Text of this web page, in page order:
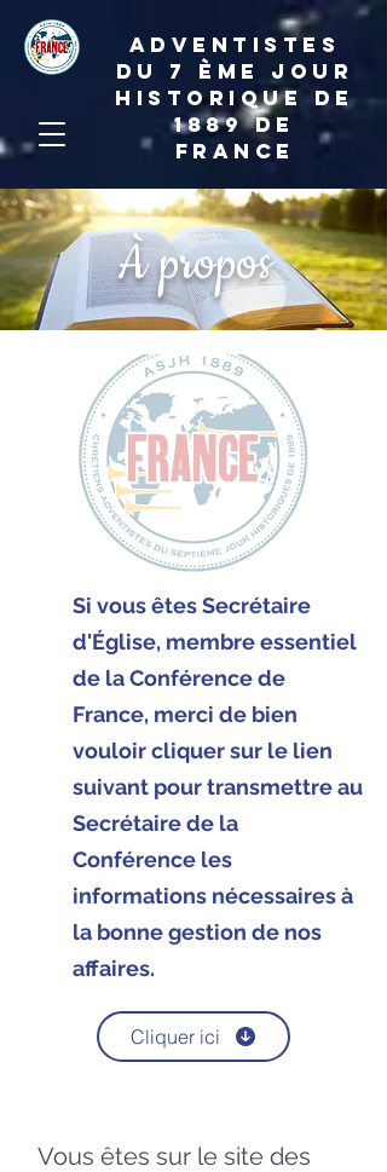
ADVENTISTES
DU 7 ème JOUR
HISTORIQUE DE
1889 de
france
À propos
Si vous êtes Secrétaire
d'Église, membre essentiel
de la Conférence de
France, merci de bien
vouloir cliquer sur le lien
suivant pour transmettre au
Secrétaire de la
Conférence les
informations nécessaires à
la bonne gestion de nos
affaires.
Cliquer ici
Vous êtes sur le site des